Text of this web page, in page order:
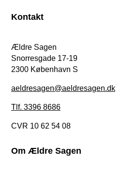
Kontakt
Ældre Sagen
Snorresgade 17-19
2300 København S
aeldresagen@aeldresagen.dk
Tlf. 3396 8686
CVR 10 62 54 08
Om Ældre Sagen